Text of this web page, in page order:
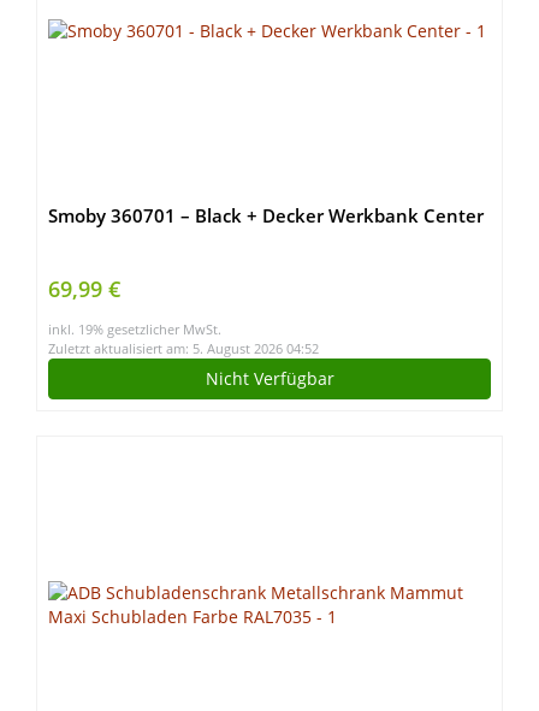
Smoby 360701 – Black + Decker Werkbank Center
69,99 €
inkl. 19% gesetzlicher MwSt.
Zuletzt aktualisiert am: 5. August 2026 04:52
Nicht Verfügbar